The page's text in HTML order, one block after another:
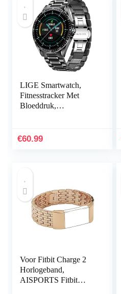
LIGE Smartwatch,
Fitnesstracker Met
Bloeddruk,
IP67 Waterdichte
€60.99
Voor Fitbit Charge 2
Horlogeband,
AISPORTS Fitbit